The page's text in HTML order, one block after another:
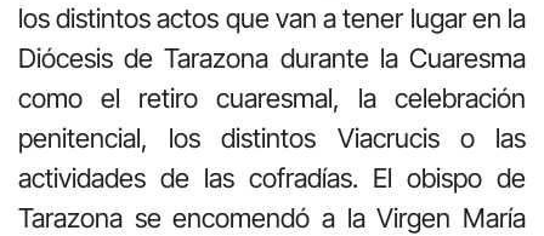
los distintos actos que van a tener lugar en la
Diócesis de Tarazona durante la Cuaresma
como el retiro cuaresmal, la celebración
penitencial, los distintos Viacrucis o las
actividades de las cofradías. El obispo de
Tarazona se encomendó a la Virgen María